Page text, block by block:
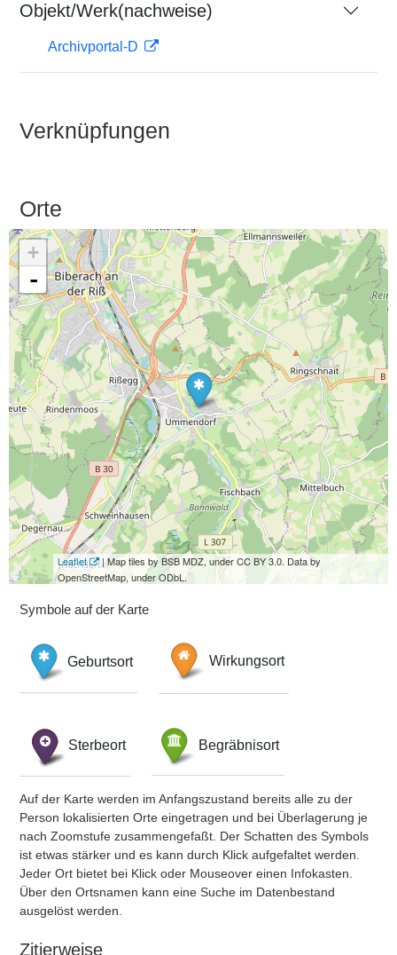
Objekt/Werk(nachweise)
Archivportal-D
Verknüpfungen
Orte
+
-
Leaflet
| Map tiles by BSB MDZ, under CC BY 3.0. Data by
OpenStreetMap, under ODbL.
Symbole auf der Karte
Geburtsort Wirkungsort
Sterbeort Begräbnisort
Auf der Karte werden im Anfangszustand bereits alle zu der
Person lokalisierten Orte eingetragen und bei Überlagerung je
nach Zoomstufe zusammengefaßt. Der Schatten des Symbols
ist etwas stärker und es kann durch Klick aufgefaltet werden.
Jeder Ort bietet bei Klick oder Mouseover einen Infokasten.
Über den Ortsnamen kann eine Suche im Datenbestand
ausgelöst werden.
Zitierweise